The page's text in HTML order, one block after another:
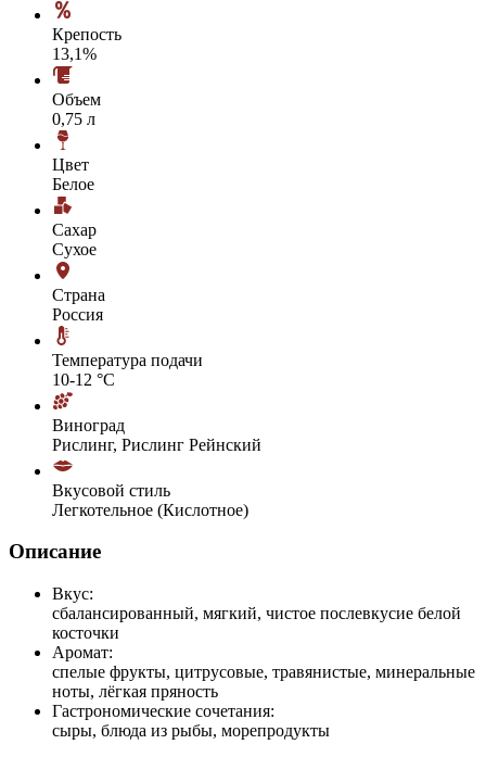
Крепость
13,1%
Объем
0,75 л
Цвет
Белое
Сахар
Сухое
Страна
Россия
Температура подачи
10-12 °С
Виноград
Рислинг, Рислинг Рейнский
Вкусовой стиль
Легкотельное (Кислотное)
Описание
Вкус:
сбалансированный, мягкий, чистое послевкусие белой
косточки
Аромат:
спелые фрукты, цитрусовые, травянистые, минеральные
ноты, лёгкая пряность
Гастрономические сочетания:
сыры, блюда из рыбы, морепродукты